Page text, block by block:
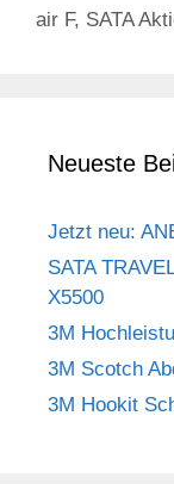
air F, SATA
Neueste
Jetzt neu:
SATA
X5500
3M
3M Scotch
3M Hookit